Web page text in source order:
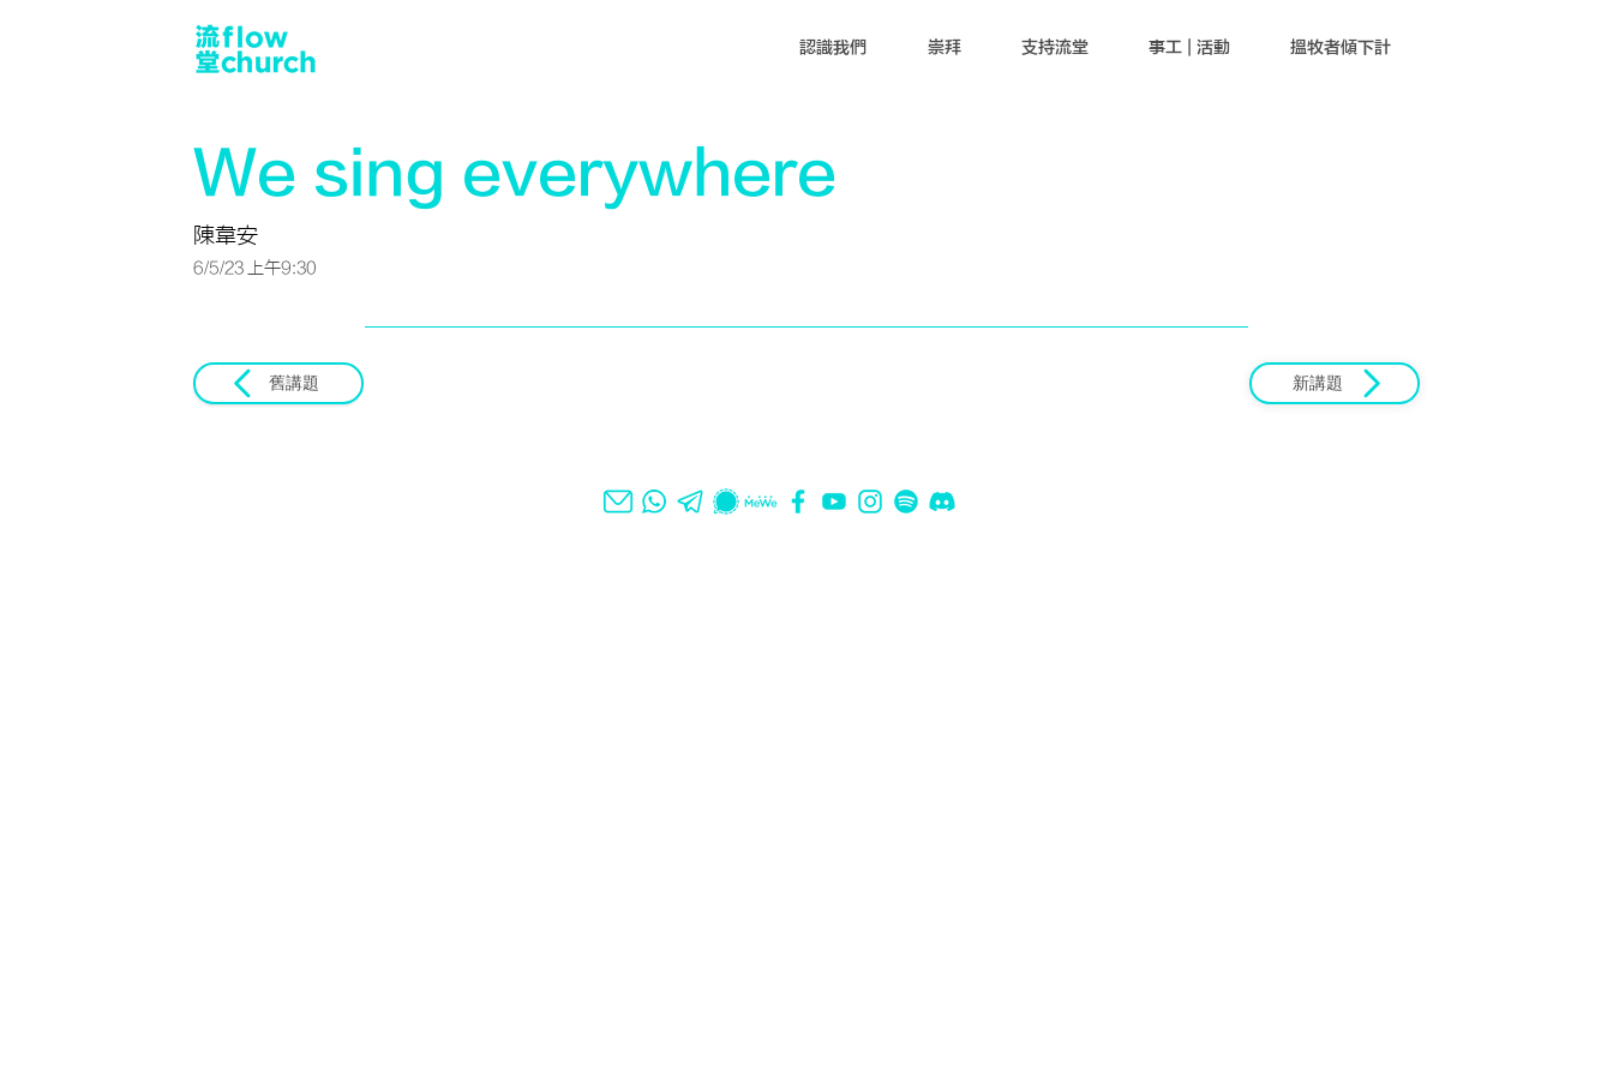
認識我們 崇拜 支持流堂 事工 | 活動 搵牧者傾下計
We sing everywhere
陳韋安
6/5/23 上午9:30
舊講題 新講題